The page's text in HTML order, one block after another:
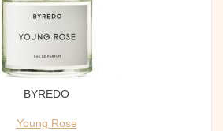
BYREDO
Young Rose